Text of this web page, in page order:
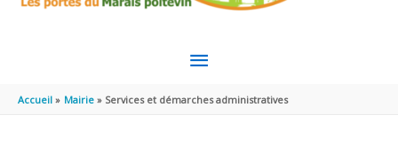
MENU
PRINCIPAL
Accueil Mairie Services et démarches administratives